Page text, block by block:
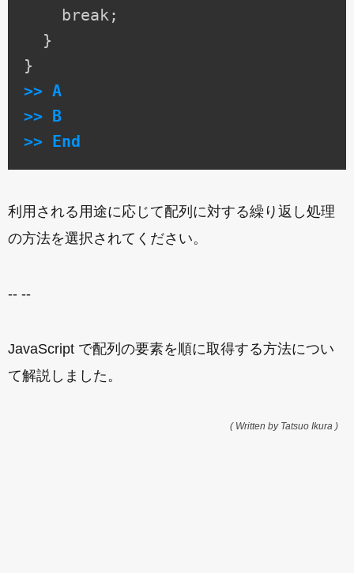
    break;
  }
>> A
>> B
>> End
利用される用途に応じて配列に対する繰り返し処理
の方法を選択されてください。
-- --
JavaScript で配列の要素を順に取得する方法につい
て解説しました。
( Written by Tatsuo Ikura )